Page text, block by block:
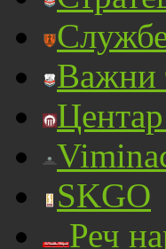
Важни
SKGO
Реч